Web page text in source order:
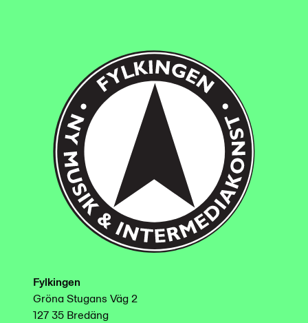
Fylkingen
Gröna Stugans Väg 2
127 35 Bredäng